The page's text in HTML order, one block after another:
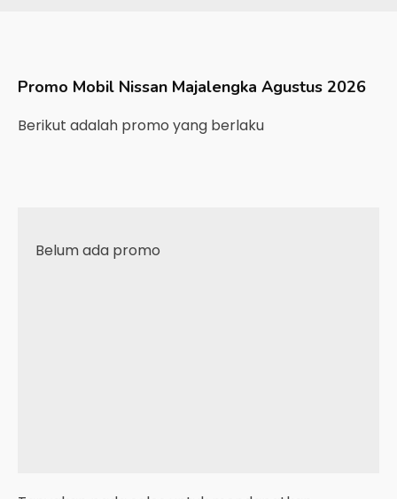
Promo Mobil Nissan Majalengka Agustus 2026
Berikut adalah promo yang berlaku
Belum ada promo